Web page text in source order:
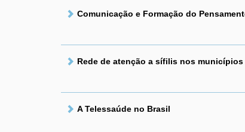
Comunicação e Formação do
Rede de atenção a sífilis nos
A Telessaúde no Brasil